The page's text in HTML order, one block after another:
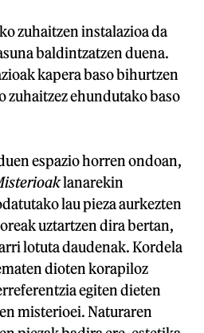
zuhaitzen instalazioa da
baldintzatzen duena.
kapera baso bihurtzen
zuhaitzez ehundutako baso
espazio horren ondoan,
lanarekin
lau pieza aurkezten
uztartzen dira bertan,
lotuta daudenak. Kordela
dioten korapiloz
egiten dieten
misterioei. Naturaren